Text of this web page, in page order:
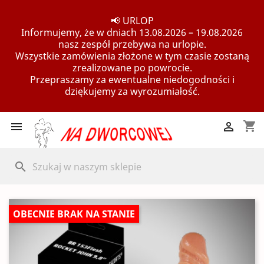
📢 URLOP
Informujemy, że w dniach 13.08.2026 – 19.08.2026
nasz zespół przebywa na urlopie.
Wszystkie zamówienia złożone w tym czasie zostaną
zrealizowane po powrocie.
Przepraszamy za ewentualne niedogodności i
dziękujemy za wyrozumiałość.
 shopping_cart

search
OBECNIE BRAK NA STANIE